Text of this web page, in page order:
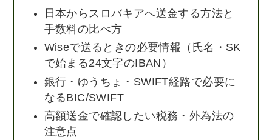
日本からスロバキアへ送金する方法と
手数料の比べ方
Wiseで送るときの必要情報（氏名・SK
で始まる24文字のIBAN）
銀行・ゆうちょ・SWIFT経路で必要に
なるBIC/SWIFT
高額送金で確認したい税務・外為法の
注意点